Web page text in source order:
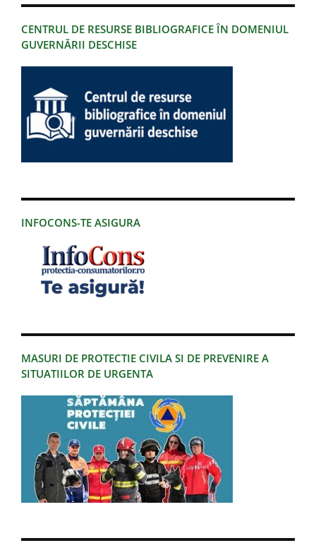
CENTRUL DE RESURSE BIBLIOGRAFICE ÎN DOMENIUL
GUVERNĂRII DESCHISE
INFOCONS-TE ASIGURA
MASURI DE PROTECTIE CIVILA SI DE PREVENIRE A
SITUATIILOR DE URGENTA